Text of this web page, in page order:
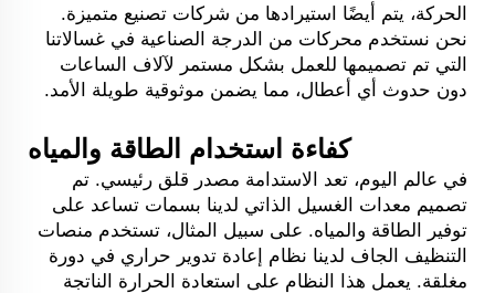
الحركة، يتم أيضًا استيرادها من شركات تصنيع متميزة.
نحن نستخدم محركات من الدرجة الصناعية في غسالاتنا
التي تم تصميمها للعمل بشكل مستمر لآلاف الساعات
دون حدوث أي أعطال، مما يضمن موثوقية طويلة الأمد.
كفاءة استخدام الطاقة والمياه
في عالم اليوم، تعد الاستدامة مصدر قلق رئيسي. تم
تصميم معدات الغسيل الذاتي لدينا بسمات تساعد على
توفير الطاقة والمياه. على سبيل المثال، تستخدم منصات
التنظيف الجاف لدينا نظام إعادة تدوير حراري في دورة
مغلقة. يعمل هذا النظام على استعادة الحرارة الناتجة